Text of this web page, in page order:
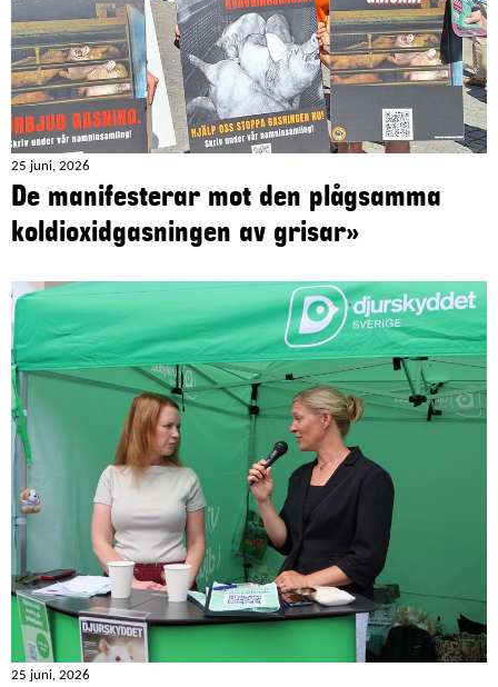
25 juni, 2026
De manifesterar mot den plågsamma
koldioxidgasningen av grisar»
25 juni, 2026